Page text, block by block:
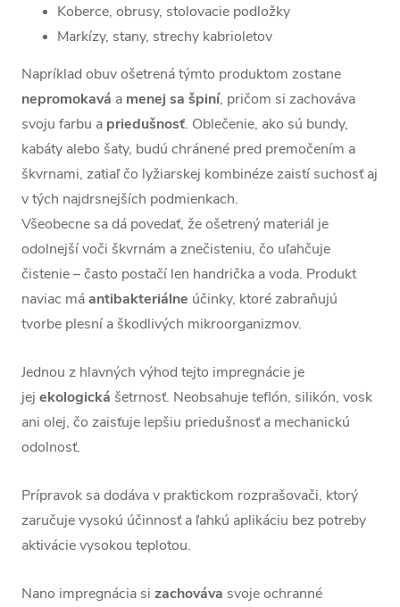
Koberce, obrusy, stolovacie podložky
Markízy, stany, strechy kabrioletov
Napríklad obuv ošetrená týmto produktom zostane
nepromokavá a menej sa špiní, pričom si zachováva
svoju farbu a priedušnosť. Oblečenie, ako sú bundy,
kabáty alebo šaty, budú chránené pred premočením a
škvrnami, zatiaľ čo lyžiarskej kombinéze zaistí suchosť aj
v tých najdrsnejších podmienkach.
Všeobecne sa dá povedať, že ošetrený materiál je
odolnejší voči škvrnám a znečisteniu, čo uľahčuje
čistenie – často postačí len handrička a voda. Produkt
naviac máantibakteriálne účinky, ktoré zabraňujú
tvorbe plesní a škodlivých mikroorganizmov.
Jednou z hlavných výhod tejto impregnácie je
jej ekologická šetrnosť. Neobsahuje teflón, silikón, vosk
ani olej, čo zaisťuje lepšiu priedušnosť a mechanickú
odolnosť.
Prípravok sa dodáva v praktickom rozprašovači, ktorý
zaručuje vysokú účinnosť a ľahkú aplikáciu bez potreby
aktivácie vysokou teplotou.
Nano impregnácia si zachováva svoje ochranné